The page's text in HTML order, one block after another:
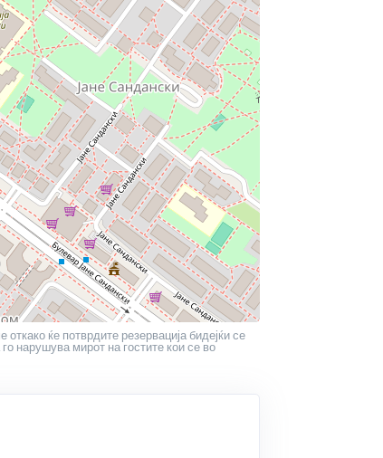
откако ќе потврдите резервација бидејќи се
нарушува мирот на гостите кои се во